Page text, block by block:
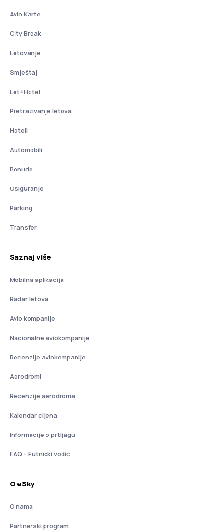
Avio Karte
City Break
Letovanje
Smještaj
Let+Hotel
Pretraživanje letova
Hoteli
Automobili
Ponude
Osiguranje
Parking
Transfer
Saznaj više
Mobilna aplikacija
Radar letova
Avio kompanije
Nacionalne aviokompanije
Recenzije aviokompanije
Aerodromi
Recenzije aerodroma
Kalendar cijena
Informacije o prtljagu
FAQ - Putnički vodič
O eSky
O nama
Partnerski program